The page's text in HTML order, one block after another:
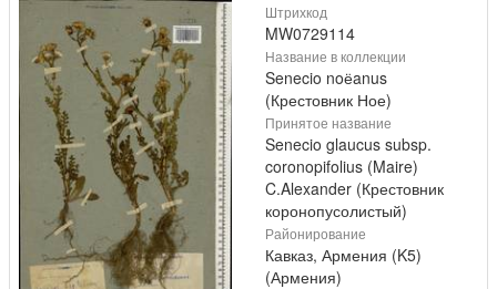
Штрихкод
MW0729114
Название в коллекции
Senecio noёanus
(Крестовник Ное)
Принятое название
Senecio glaucus subsp.
coronopifolius (Maire)
C.Alexander (Крестовник
коронопусолистый)
Районирование
Кавказ, Армения (K5)
(Армения)